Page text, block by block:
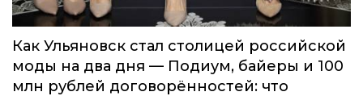
Как Ульяновск стал столицей российской
моды на два дня — Подиум, байеры и 100
млн рублей договорённостей: что